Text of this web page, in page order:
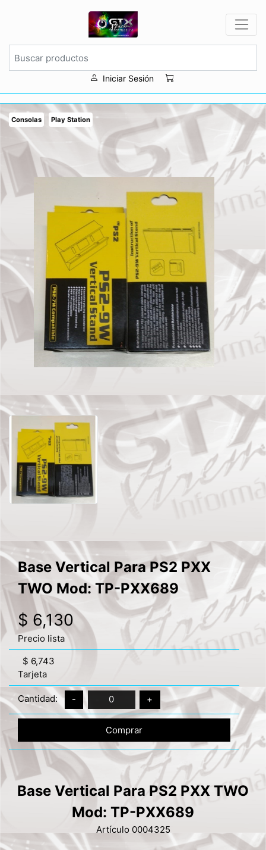
Iniciar Sesión
Consolas Play Station
Base Vertical Para PS2 PXX
TWO Mod: TP-PXX689
$ 6,130
Precio lista
$ 6,743
Tarjeta
Cantidad: - 0 +
Comprar
Base Vertical Para PS2 PXX TWO
Mod: TP-PXX689
Artículo 0004325